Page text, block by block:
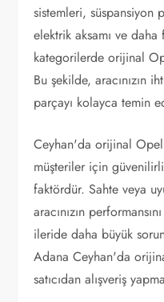
sistemleri, süspansiyon
elektrik aksamı ve
kategorilerde orijinal
Bu şekilde, aracınızın
parçayı kolayca temin
Ceyhan'da orijinal Opel
müşteriler için
faktördür. Sahte veya
aracınızın
ileride daha büyük
Adana Ceyhan'da
satıcıdan alışveriş